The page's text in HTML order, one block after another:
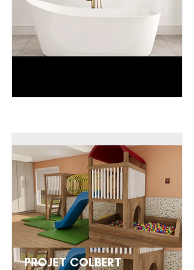
PROJET COLBERT